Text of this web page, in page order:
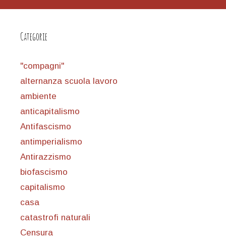
Categorie
"compagni"
alternanza scuola lavoro
ambiente
anticapitalismo
Antifascismo
antimperialismo
Antirazzismo
biofascismo
capitalismo
casa
catastrofi naturali
Censura